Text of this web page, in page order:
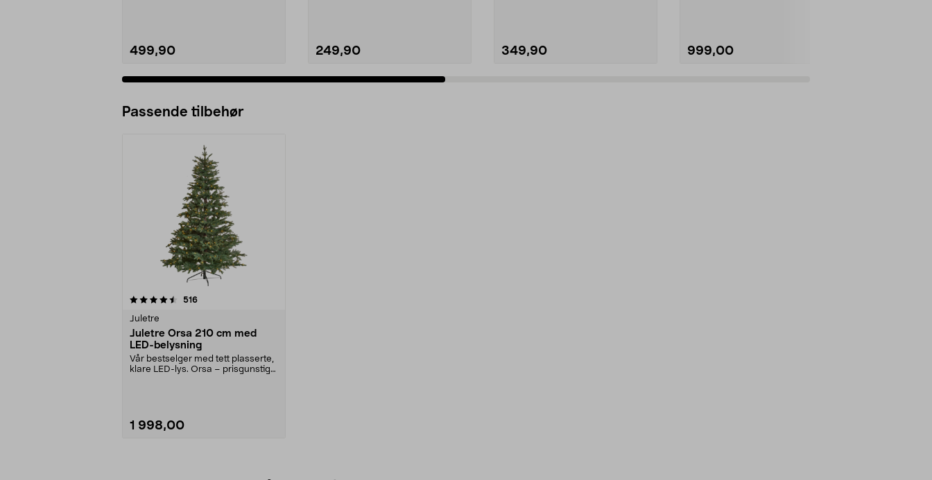
499,90 249,90 349,90 999,00
Passende tilbehør
516anmeldelser
Juletre
Juletre Orsa 210 cm med
LED-belysning
Vår bestselger med tett plasserte,
klare LED-lys. Orsa – prisgunstig
1 998,00